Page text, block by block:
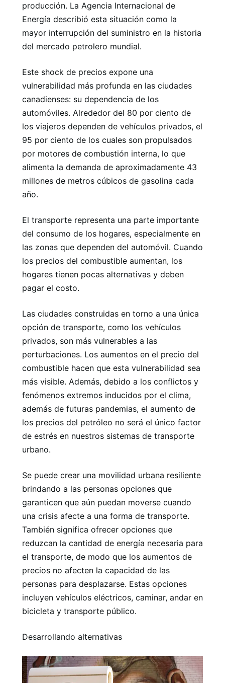
producción. La Agencia Internacional de
Energía describió esta situación como la
mayor interrupción del suministro en la historia
del mercado petrolero mundial.
Este shock de precios expone una
vulnerabilidad más profunda en las ciudades
canadienses: su dependencia de los
automóviles. Alrededor del 80 por ciento de
los viajeros dependen de vehículos privados, el
95 por ciento de los cuales son propulsados ​​
por motores de combustión interna, lo que
alimenta la demanda de aproximadamente 43
millones de metros cúbicos de gasolina cada
año.
El transporte representa una parte importante
del consumo de los hogares, especialmente en
las zonas que dependen del automóvil. Cuando
los precios del combustible aumentan, los
hogares tienen pocas alternativas y deben
pagar el costo.
Las ciudades construidas en torno a una única
opción de transporte, como los vehículos
privados, son más vulnerables a las
perturbaciones. Los aumentos en el precio del
combustible hacen que esta vulnerabilidad sea
más visible. Además, debido a los conflictos y
fenómenos extremos inducidos por el clima,
además de futuras pandemias, el aumento de
los precios del petróleo no será el único factor
de estrés en nuestros sistemas de transporte
urbano.
Se puede crear una movilidad urbana resiliente
brindando a las personas opciones que
garanticen que aún puedan moverse cuando
una crisis afecte a una forma de transporte.
También significa ofrecer opciones que
reduzcan la cantidad de energía necesaria para
el transporte, de modo que los aumentos de
precios no afecten la capacidad de las
personas para desplazarse. Estas opciones
incluyen vehículos eléctricos, caminar, andar en
bicicleta y transporte público.
Desarrollando alternativas